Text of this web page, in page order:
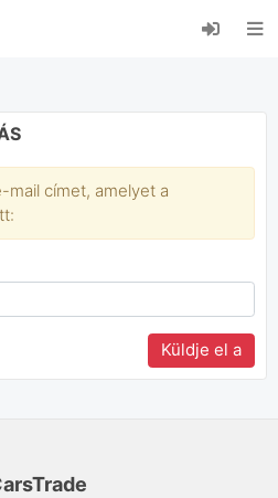
webalkalmazást, adja
és azonnali
mail címet, amelyet a